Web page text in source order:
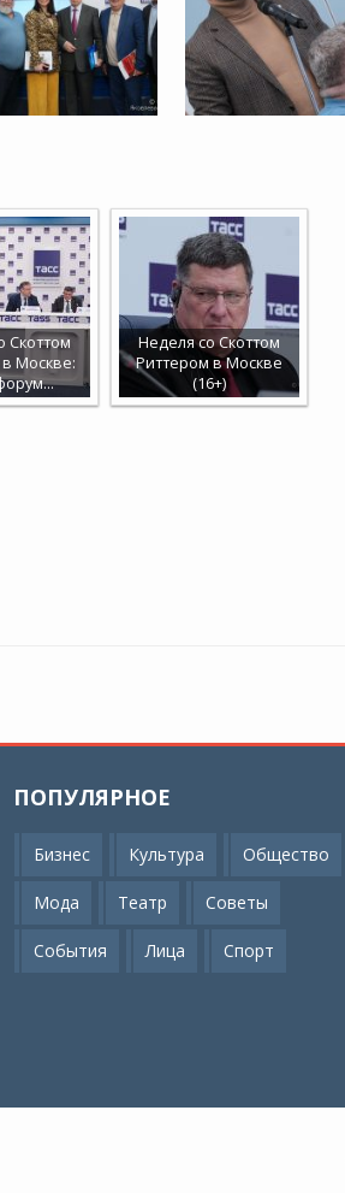
Скоттом
Москве:
Неделя со Скоттом
Риттером в Москве
(16+)
ПОПУЛЯРНОЕ
Бизнес Культура Общество
Мода Театр Советы
События Лица Спорт